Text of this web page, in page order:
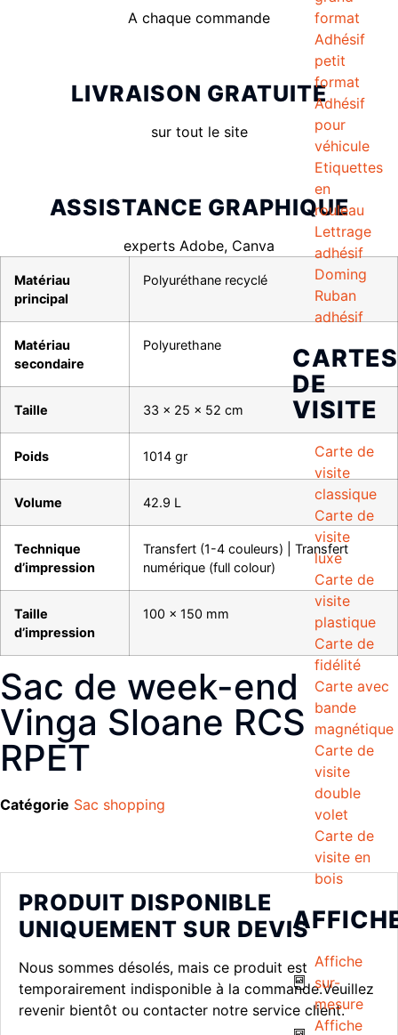
format
Adhésif
petit
format
Adhésif
pour
véhicule
Etiquettes
en
rouleau
Lettrage
adhésif
Doming
Ruban
adhésif
CARTES
DE
VISITE
Carte de
visite
classique
Carte de
visite
luxe
Carte de
visite
plastique
Carte de
fidélité
Carte avec
bande
magnétique
Carte de
visite
double
volet
Carte de
visite en
bois
Affiche
sur-
mesure
Affiche
A chaque commande
LIVRAISON GRATUITE
sur tout le site
ASSISTANCE GRAPHIQUE
experts Adobe, Canva
Matériau
principal
Polyuréthane recyclé
Matériau
secondaire
Polyurethane
Taille 33 x 25 x 52 cm
Poids 1014 gr
Volume 42.9 L
Technique
d’impression
Transfert (1-4 couleurs) | Transfert
numérique (full colour)
Taille
d’impression
100 x 150 mm
Sac de week-end
Vinga Sloane RCS
RPET
Catégorie Sac shopping
PRODUIT DISPONIBLE
UNIQUEMENT SUR DEVIS
Nous sommes désolés, mais ce produit est
temporairement indisponible à la commande.Veuillez
revenir bientôt ou contacter notre service client.